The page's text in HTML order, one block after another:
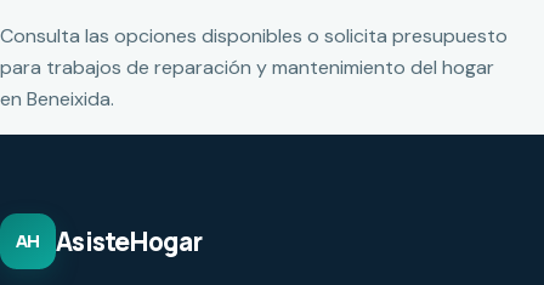
Consulta las opciones disponibles o solicita presupuesto
para trabajos de reparación y mantenimiento del hogar
en Beneixida.
AH AsisteHogar